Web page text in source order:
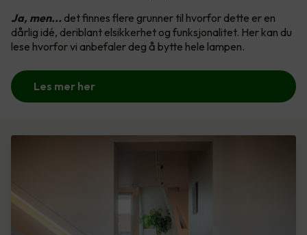
Ja, men... det finnes flere grunner til hvorfor dette er en
dårlig idé, deriblant elsikkerhet og funksjonalitet. Her kan du
lese hvorfor vi anbefaler deg å bytte hele lampen.
Les mer her